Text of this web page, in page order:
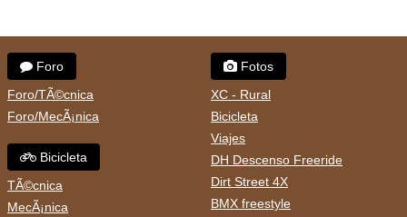
Foro
Foro/TÃ©cnica
Foro/MecÃ¡nica
Bicicleta
TÃ©cnica
MecÃ¡nica
Fotos
XC - Rural
Bicicleta
Viajes
DH Descenso Freeride
Dirt Street 4X
BMX freestyle